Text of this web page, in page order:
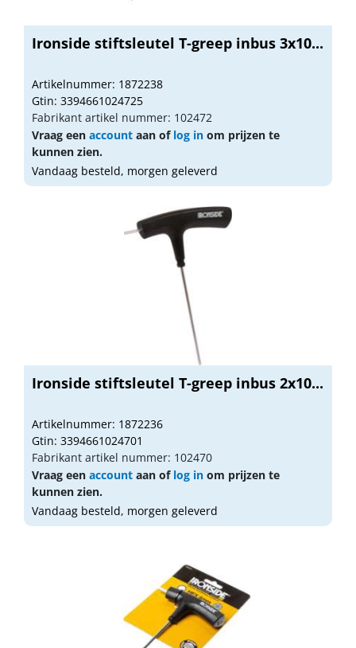
Ironside stiftsleutel T-greep inbus 3x10...
Artikelnummer: 1872238
Gtin: 3394661024725
Fabrikant artikel nummer: 102472
Vraag een account aan of log in om prijzen te
kunnen zien.
Vandaag besteld, morgen geleverd
Ironside stiftsleutel T-greep inbus 2x10...
Artikelnummer: 1872236
Gtin: 3394661024701
Fabrikant artikel nummer: 102470
Vraag een account aan of log in om prijzen te
kunnen zien.
Vandaag besteld, morgen geleverd